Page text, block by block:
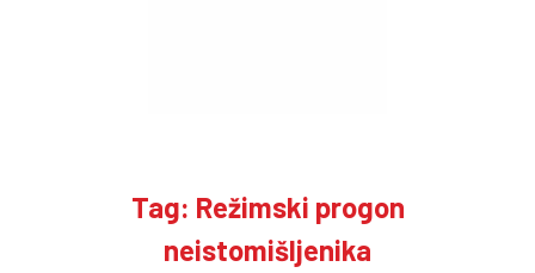
Tag: Režimski progon
neistomišljenika